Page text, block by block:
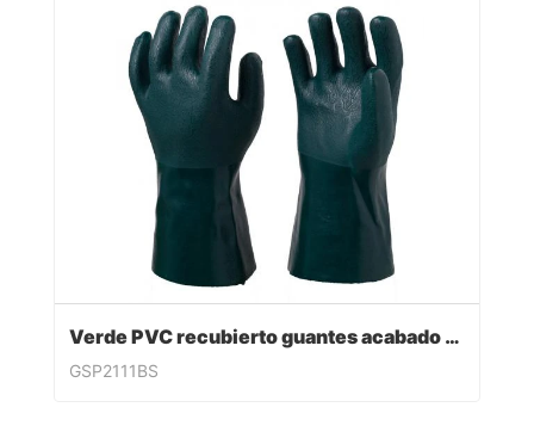
Verde PVC recubierto guantes acabado sandy
GSP2111BS